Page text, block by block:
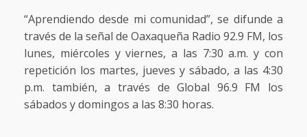
“Aprendiendo desde mi comunidad”, se difunde a
través de la señal de Oaxaqueña Radio 92.9 FM, los
lunes, miércoles y viernes, a las 7:30 a.m. y con
repetición los martes, jueves y sábado, a las 4:30
p.m. también, a través de Global 96.9 FM los
sábados y domingos a las 8:30 horas.